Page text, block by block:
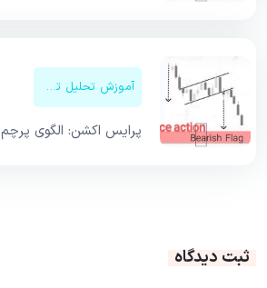
آموزش تحلیل تکنیکال
پرایس اکشن: الگوی پرچم
ثبت دیدگاه